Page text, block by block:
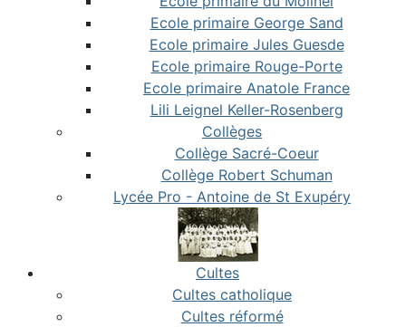
Ecole primaire George Sand
Ecole primaire Jules Guesde
Ecole primaire Rouge-Porte
Ecole primaire Anatole France
Lili Leignel Keller-Rosenberg
Collèges
Collège Sacré-Coeur
Collège Robert Schuman
Lycée Pro - Antoine de St Exupéry
Cultes
Cultes catholique
Cultes réformé